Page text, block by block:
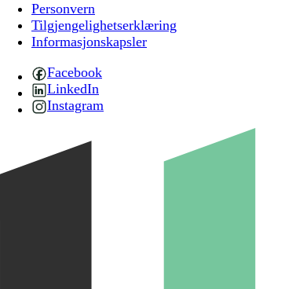
Personvern
Tilgjengelighetserklæring
Informasjonskapsler
Facebook
LinkedIn
Instagram